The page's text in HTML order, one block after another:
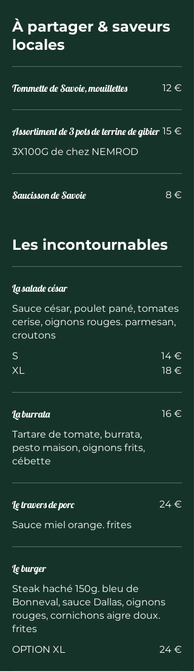
À partager & saveurs
locales
Tommette de Savoie, mouillettes 12 €
Assortiment de 3 pots de terrine de gibier
3X100G de chez NEMROD
15 €
Saucisson de Savoie 8 €
Les incontournables
La salade césar
Sauce césar, poulet pané, tomates
cerise, oignons rouges. parmesan,
croutons
S
14 €
XL
18 €
La burrata
Tartare de tomate, burrata,
pesto maison, oignons frits,
cébette
16 €
Le travers de porc
Sauce miel orange. frites
24 €
Le burger
Steak haché 150g. bleu de
Bonneval, sauce Dallas, oignons
rouges, cornichons aigre doux.
frites
OPTION XL
24 €